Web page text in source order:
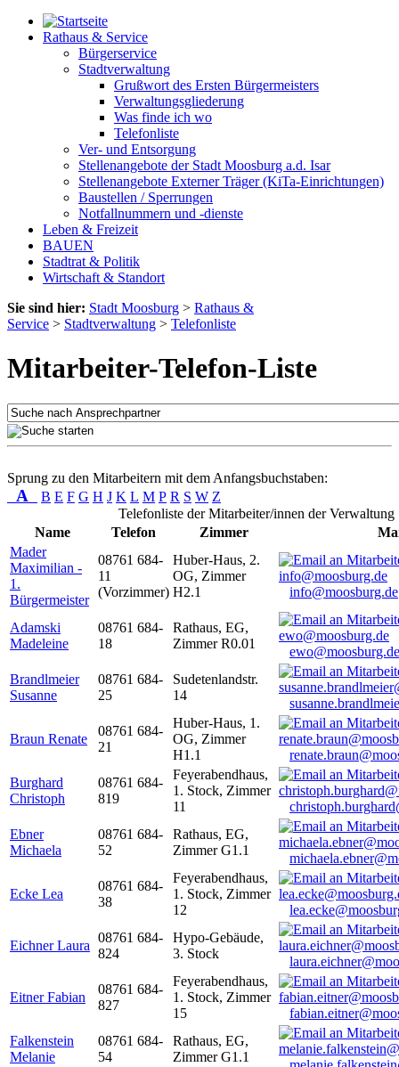
Rathaus & Service
Bürgerservice
Stadtverwaltung
Grußwort des Ersten Bürgermeisters
Verwaltungsgliederung
Was finde ich wo
Telefonliste
Ver- und Entsorgung
Stellenangebote der Stadt Moosburg a.d. Isar
Stellenangebote Externer Träger (KiTa-Einrichtungen)
Baustellen / Sperrungen
Notfallnummern und -dienste
Leben & Freizeit
BAUEN
Stadtrat & Politik
Wirtschaft & Standort
Sie sind hier: Stadt Moosburg > Rathaus &
Service > Stadtverwaltung > Telefonliste
Mitarbeiter-Telefon-Liste
Sprung zu den Mitarbeitern mit dem Anfangsbuchstaben:
A B E F G H J K L M P R S W Z
Telefonliste der Mitarbeiter/innen der Verwaltung
Name
Telefon Zimmer
Mader
Maximilian -
1.
Bürgermeister
08761 684-
11
(Vorzimmer)
Huber-Haus, 2.
OG, Zimmer
H2.1
info@moosburg.de
Adamski
Madeleine
08761 684-
18
Rathaus, EG,
Zimmer R0.01
ewo@moosburg.de
Brandlmeier
Susanne
08761 684-
25
Sudetenlandstr.
14
Braun Renate
08761 684-
21
Huber-Haus, 1.
OG, Zimmer
H1.1
Burghard
Christoph
08761 684-
819
Feyerabendhaus,
1. Stock, Zimmer
11
Ebner
Michaela
08761 684-
52
Rathaus, EG,
Zimmer G1.1
Ecke Lea
08761 684-
38
Feyerabendhaus,
1. Stock, Zimmer
12
Eichner Laura
08761 684-
824
Hypo-Gebäude,
3. Stock
Eitner Fabian
08761 684-
827
Feyerabendhaus,
1. Stock, Zimmer
15
Falkenstein
Melanie
08761 684-
54
Rathaus, EG,
Zimmer G1.1